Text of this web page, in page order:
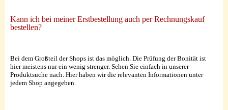
Kann ich bei meiner Erstbestellung auch per Rechnungskauf
bestellen?
Bei dem Großteil der Shops ist das möglich. Die Prüfung der Bonität ist
hier meistens nur ein wenig strenger. Sehen Sie einfach in unserer
Produktsuche nach. Hier haben wir die relevanten Informationen unter
jedem Shop angegeben.